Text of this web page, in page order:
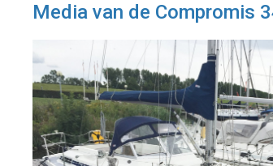
Media van de Compromis